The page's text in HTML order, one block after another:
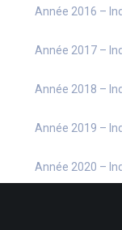
Année 2016 –
Année 2017 –
Année 2018 –
Année 2019 –
Année 2020 –